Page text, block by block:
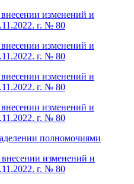
изменений и
г. № 80
изменений и
г. № 80
изменений и
г. № 80
изменений и
г. № 80
полномочиями
изменений и
г. № 80